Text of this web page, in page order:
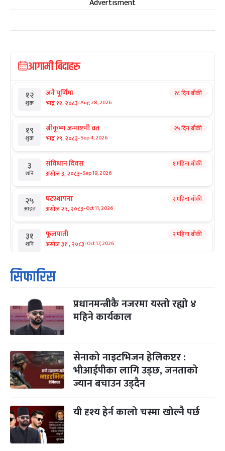
Advertisment
आगामी बिदाहरु
१२
शुक्र
जनै पूर्णिमा
भाद्र १२, २०८३-Aug 28, 2026
१८ दिन बाँकी
१९
शुक्र
श्रीकृष्ण जन्माष्टमी व्रत
भाद्र १९, २०८३-Sep 4, 2026
२५ दिन बाँकी
३
शनि
संविधान दिवस
असोज ३, २०८३-Sep 19, 2026
१ महिना बाँकी
२५
आइत
घटस्थापना
असोज २५, २०८३-Oct 11, 2026
२ महिना बाँकी
३१
शनि
फूलपाती
असोज ३१ , २०८३-Oct 17, 2026
२ महिना बाँकी
१
आइत
कार्तिक सङ्क्रान्ति
कार्तिक १, २०८३
३
मंगल
महानवमी
कार्तिक ३, २०८३-Oct 20, 2026
२ महिना बाँकी
४
बुध कार्तिक ४, २०८३ Oct 21, 2026
बिहि
पापा‌ङ्कुशा एकादशी व्रत
कार्तिक ५, २०८३-Oct 22, 2026
२ महिना बाँकी
२२
आइत
कुकुर तिहार
कार्तिक २२, २०८३ - Nov 8, 2026
३ महिना बाँकी
२३ गाई पूजा
सिफारिस
प्रधानमन्त्रीकै नजरमा यस्तो रह्यो ४
महिने कार्यकाल
सेनाको नाइटभिजन हेलिकप्टर :
भीआईपीका लागि उड्छ, जनताको
ज्यान बचाउन उड्दैन
यी दृश्य हेर्न कालो चस्मा खोल्नै पर्छ